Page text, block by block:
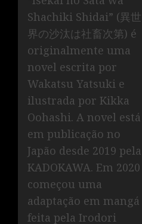
Shachiki Shidai” (異世
界の沙汰は社畜次第) é
originalmente uma
novel escrita por
Wakatsu Yatsuki e
ilustrada por Kikka
Oohashi. A novel está
em publicação no
Japão desde 2019 pela
KADOKAWA. Em 2020
começou uma
adaptação em mangá
feita pela Irodori